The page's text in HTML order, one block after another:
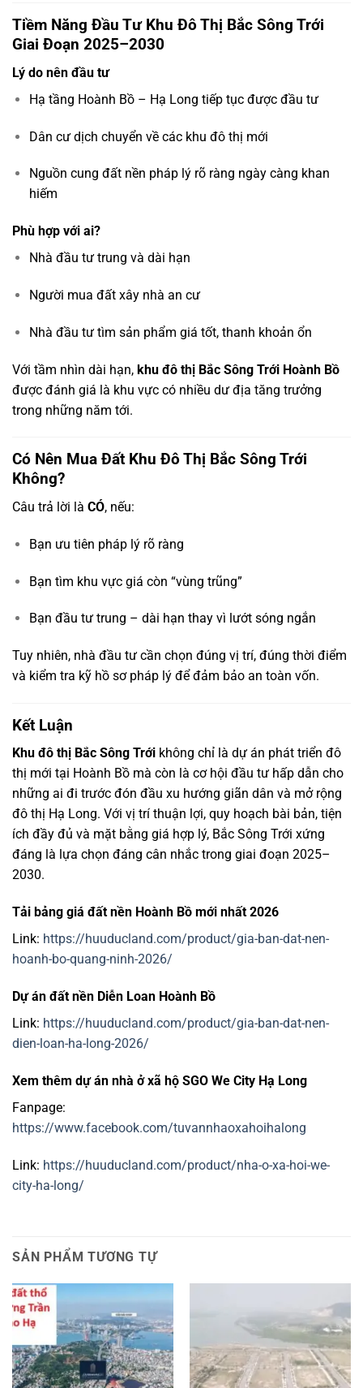
Tiềm Năng Đầu Tư Khu Đô Thị Bắc Sông Trới
Giai Đoạn 2025–2030
Lý do nên đầu tư
Hạ tầng Hoành Bồ – Hạ Long tiếp tục được đầu tư
Dân cư dịch chuyển về các khu đô thị mới
Nguồn cung đất nền pháp lý rõ ràng ngày càng khan
hiếm
Phù hợp với ai?
Nhà đầu tư trung và dài hạn
Người mua đất xây nhà an cư
Nhà đầu tư tìm sản phẩm giá tốt, thanh khoản ổn
Với tầm nhìn dài hạn, khu đô thị Bắc Sông Trới Hoành Bồ
được đánh giá là khu vực có nhiều dư địa tăng trưởng
trong những năm tới.
Có Nên Mua Đất Khu Đô Thị Bắc Sông Trới
Không?
Câu trả lời là CÓ, nếu:
Bạn ưu tiên pháp lý rõ ràng
Bạn tìm khu vực giá còn “vùng trũng”
Bạn đầu tư trung – dài hạn thay vì lướt sóng ngắn
Tuy nhiên, nhà đầu tư cần chọn đúng vị trí, đúng thời điểm
và kiểm tra kỹ hồ sơ pháp lý để đảm bảo an toàn vốn.
Kết Luận
Khu đô thị Bắc Sông Trới không chỉ là dự án phát triển đô
thị mới tại Hoành Bồ mà còn là cơ hội đầu tư hấp dẫn cho
những ai đi trước đón đầu xu hướng giãn dân và mở rộng
đô thị Hạ Long. Với vị trí thuận lợi, quy hoạch bài bản, tiện
ích đầy đủ và mặt bằng giá hợp lý, Bắc Sông Trới xứng
đáng là lựa chọn đáng cân nhắc trong giai đoạn 2025–
2030.
Tải bảng giá đất nền Hoành Bồ mới nhất 2026
Link: https://huuducland.com/product/gia-ban-dat-nen-
hoanh-bo-quang-ninh-2026/
Dự án đất nền Diễn Loan Hoành Bồ
Link: https://huuducland.com/product/gia-ban-dat-nen-
dien-loan-ha-long-2026/
Xem thêm dự án nhà ở xã hộ SGO We City Hạ Long
Fanpage:
https://www.facebook.com/tuvannhaoxahoihalong
Link: https://huuducland.com/product/nha-o-xa-hoi-we-
city-ha-long/
SẢN PHẨM TƯƠNG TỰ